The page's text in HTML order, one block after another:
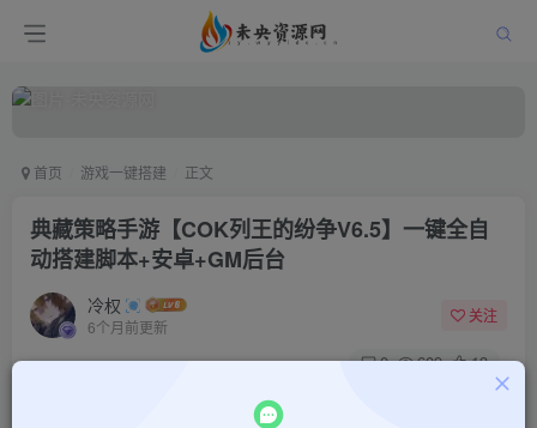
首页 游戏一键搭建 正文
典藏策略手游【COK列王的纷争V6.5】一键全自
动搭建脚本+安卓+GM后台
冷权
6个月前更新
关注
0 609 13